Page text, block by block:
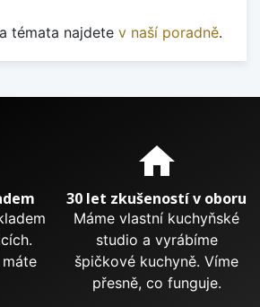
témata najdete v naší poradně.
u nás? home
30 let zkušeností v oboru
Máme vlastní kuchyňské
studio a vyrábíme
špičkové kuchyně. Víme
přesně, co funguje.